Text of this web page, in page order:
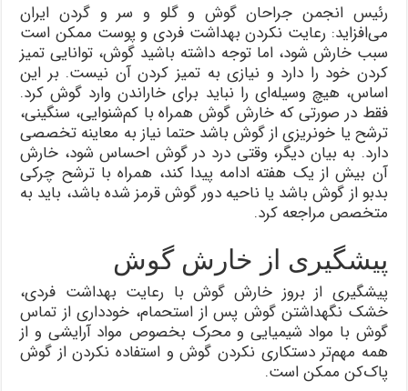
رئیس انجمن جراحان گوش و گلو و سر و گردن ایران
می‌افزاید: رعایت نکردن بهداشت فردی و پوست ممکن است
سبب خارش شود، اما توجه داشته باشید گوش، توانایی تمیز
کردن خود را دارد و نیازی به تمیز کردن آن نیست. بر این
اساس، هیچ وسیله‌ای را نباید برای خاراندن وارد گوش کرد.
فقط در صورتی که خارش گوش همراه با کم‌شنوایی، سنگینی،
ترشح یا خونریزی از گوش باشد حتما نیاز به معاینه تخصصی
دارد. به بیان دیگر، وقتی درد در گوش احساس شود، خارش
آن بیش از یک هفته ادامه پیدا کند، همراه با ترشح چرکی
بدبو از گوش باشد یا ناحیه دور گوش قرمز شده باشد، باید به
متخصص مراجعه کرد.
پیشگیری از خارش گوش
پیشگیری از بروز خارش گوش با رعایت بهداشت فردی،
خشک نگهداشتن گوش پس از استحمام، خودداری از تماس
گوش با مواد شیمیایی و محرک بخصوص مواد آرایشی و از
همه مهم‌تر دستکاری نکردن گوش و استفاده نکردن از گوش
پاک‌کن ممکن است.